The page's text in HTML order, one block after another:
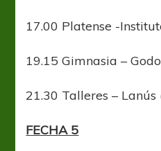
17.00 Platense -
19.15 Gimnasia –
21.30 Talleres – Lanús
FECHA 5